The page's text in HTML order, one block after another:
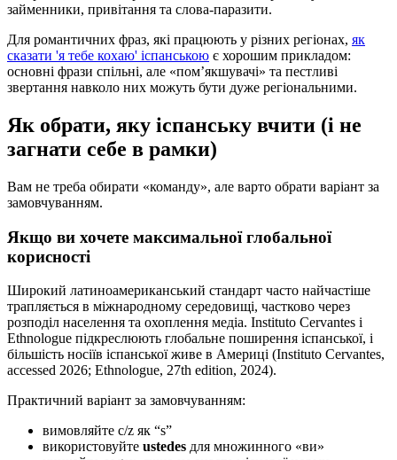
займенники, привітання та слова-паразити.
Для романтичних фраз, які працюють у різних регіонах, як
сказати 'я тебе кохаю' іспанською є хорошим прикладом:
основні фрази спільні, але «пом’якшувачі» та пестливі
звертання навколо них можуть бути дуже регіональними.
Як обрати, яку іспанську вчити (і не
загнати себе в рамки)
Вам не треба обирати «команду», але варто обрати варіант за
замовчуванням.
Якщо ви хочете максимальної глобальної
корисності
Широкий латиноамериканський стандарт часто найчастіше
трапляється в міжнародному середовищі, частково через
розподіл населення та охоплення медіа. Instituto Cervantes і
Ethnologue підкреслюють глобальне поширення іспанської, і
більшість носіїв іспанської живе в Америці (Instituto Cervantes,
accessed 2026; Ethnologue, 27th edition, 2024).
Практичний варіант за замовчуванням:
вимовляйте c/z як “s”
використовуйте ustedes для множинного «ви»